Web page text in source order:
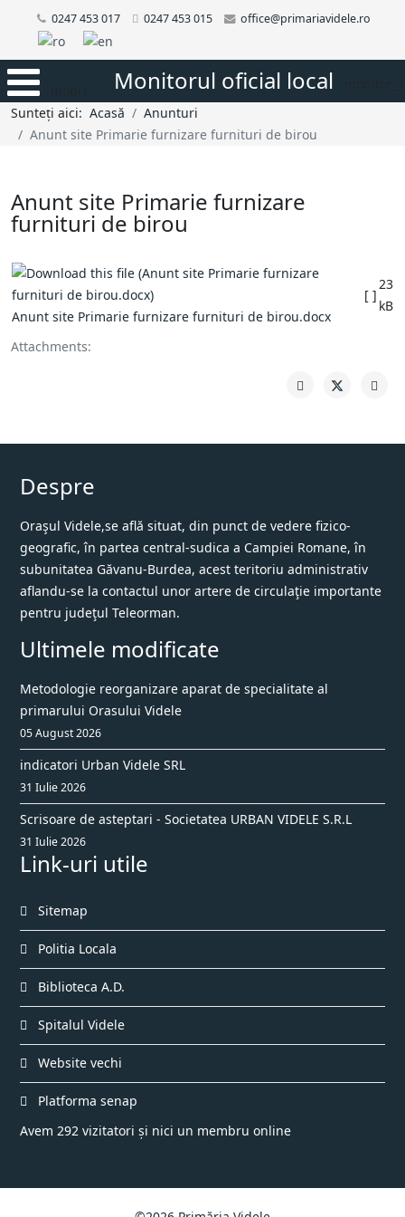
0247 453 017 0247 453 015 office@primariavidele.ro
Monitorul oficial local
Sunteți aici: Acasă
Anunturi
Anunt site Primarie furnizare furnituri de birou
Anunt site Primarie furnizare
furnituri de birou
Attachments:
Anunt site Primarie furnizare furnituri de birou.docx
[ ]
23
kB
Despre
Oraşul Videle,se află situat, din punct de vedere fizico-
geografic, în partea central-sudica a Campiei Romane, în
subunitatea Găvanu-Burdea, acest teritoriu administrativ
aflandu-se la contactul unor artere de circulaţie importante
pentru judeţul Teleorman.
Ultimele modificate
Metodologie reorganizare aparat de specialitate al
primarului Orasului Videle
05 August 2026
indicatori Urban Videle SRL
31 Iulie 2026
Scrisoare de asteptari - Societatea URBAN VIDELE S.R.L
31 Iulie 2026
Link-uri utile
Sitemap
Politia Locala
Biblioteca A.D.
Spitalul Videle
Website vechi
Platforma senap
Avem 292 vizitatori și nici un membru online